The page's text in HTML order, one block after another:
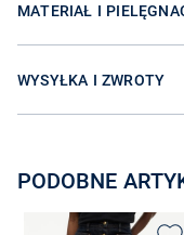
MATERIAŁ I
WYSYŁKA I ZWROTY
PODOBNE